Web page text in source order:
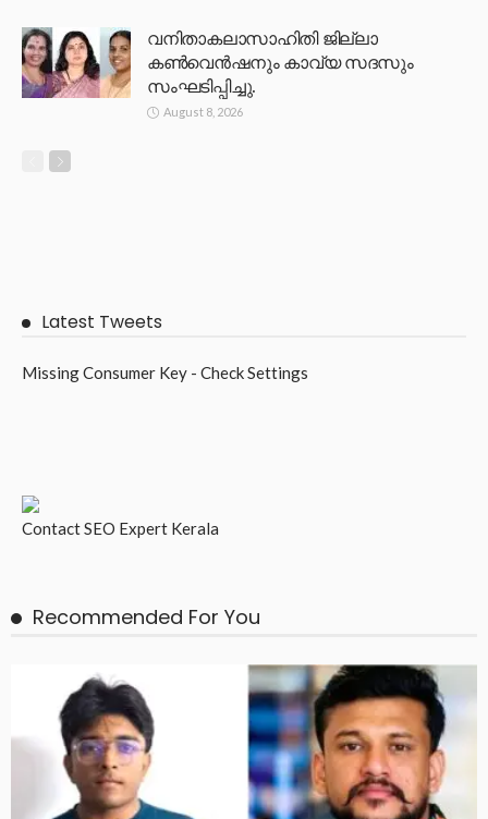
വനിതാകലാസാഹിതി ജില്ലാ
കൺവെൻഷനും കാവ്യ സദസും
സംഘടിപ്പിച്ചു.
August 8, 2026
Latest Tweets
Missing Consumer Key - Check Settings
ContactSEO Expert Kerala
Recommended For You